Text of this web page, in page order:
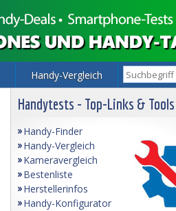
Handy-Vergleich
Handytests - Top-Links & Tools
Handy-Finder
Handy-Vergleich
Kameravergleich
Bestenliste
Herstellerinfos
Handy-Konfigurator